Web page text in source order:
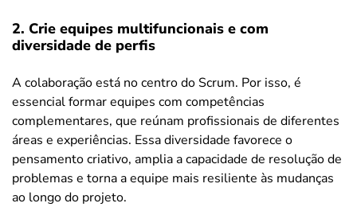
2. Crie equipes multifuncionais e com
diversidade de perfis
A colaboração está no centro do Scrum. Por isso, é
essencial formar equipes com competências
complementares, que reúnam profissionais de diferentes
áreas e experiências. Essa diversidade favorece o
pensamento criativo, amplia a capacidade de resolução de
problemas e torna a equipe mais resiliente às mudanças
ao longo do projeto.